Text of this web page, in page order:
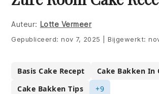
primary
navigation
main
content
primary
sidebar
footer
Auteur: Lotte Vermeer
Gepubliceerd:nov 7, 2025 Bijgewerkt:
Basis Cake Recept
Cake Bakken In
Cake Bakken Tips
+9